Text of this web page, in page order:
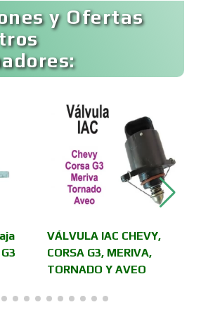
Comercio
de Aluminio
y Ofertas
VÁLVULA IAC CHEVY,
CORSA G3, MERIVA,
TORNADO Y AVEO